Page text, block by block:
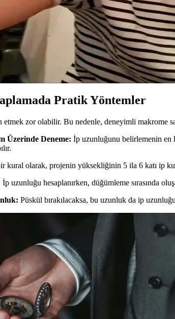
ve Yaratıcı Tasarımlar İçin Temel
işlevsel ve dekoratif ürünler sunar. İlk
Maskeler: Tasarım ve İnsan
makrome maskelerin gerçek hayatta üretimi, dört
Pratik Yöntemler
zor olabilir. Bu nedenle, deneyimli makrome
Üzerinde Deneme: İp uzunluğunu belirlemenin en
kural olarak, projenin yüksekliğinin 5 ila 6 katı ip
İp uzunluğu hesaplanırken, düğümleme sırasında
Püskül bırakılacaksa, bu uzunluk da ip